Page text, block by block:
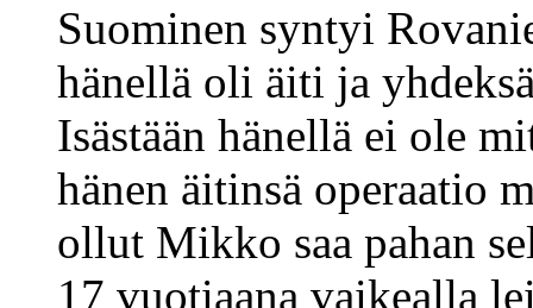
Suominen syntyi
hänellä oli äiti ja
Isästään hänellä ei ole
hänen äitinsä operaatio
ollut Mikko saa pahan
17 vuotiaana vaikealla